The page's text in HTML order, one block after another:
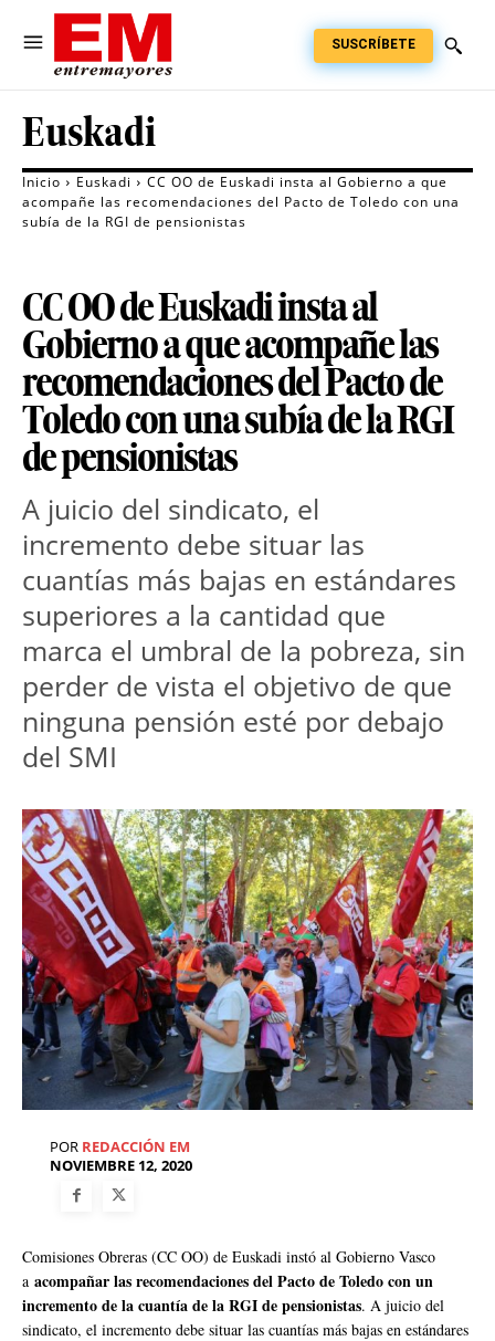
SUSCRÍBETE
Euskadi
Inicio Euskadi
CC OO de Euskadi insta al Gobierno a que
acompañe las recomendaciones del Pacto de Toledo con una
subía de la RGI de pensionistas
CC OO de Euskadi insta al
Gobierno a que acompañe las
recomendaciones del Pacto de
Toledo con una subía de la RGI
de pensionistas
A juicio del sindicato, el
incremento debe situar las
cuantías más bajas en estándares
superiores a la cantidad que
marca el umbral de la pobreza, sin
perder de vista el objetivo de que
ninguna pensión esté por debajo
del SMI
POR REDACCIÓN EM
NOVIEMBRE 12, 2020
Comisiones Obreras (CC OO) de Euskadi instó al Gobierno Vasco
a acompañar las recomendaciones del Pacto de Toledo con un
incremento de la cuantía de la RGI de pensionistas. A juicio del
sindicato, el incremento debe situar las cuantías más bajas en estándares